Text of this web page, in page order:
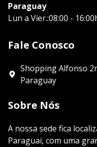
Paraguay
Lun a Vier.:08:00 -
Fale Conosco
Shopping Alfonso
Paraguay
Sobre Nós
A nossa sede fica
Paraguai, com uma